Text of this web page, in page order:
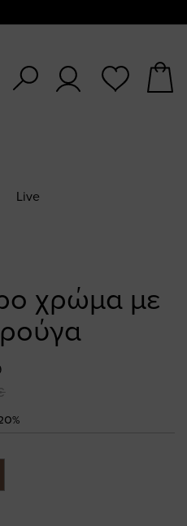
Live
χρώμα με